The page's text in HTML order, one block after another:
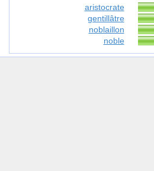
aristocrate
gentillâtre
noblaillon
noble